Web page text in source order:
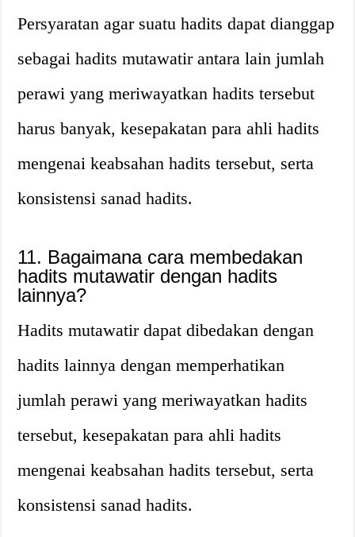
Persyaratan agar suatu hadits dapat dianggap
sebagai hadits mutawatir antara lain jumlah
perawi yang meriwayatkan hadits tersebut
harus banyak, kesepakatan para ahli hadits
mengenai keabsahan hadits tersebut, serta
konsistensi sanad hadits.
11. Bagaimana cara membedakan
hadits mutawatir dengan hadits
lainnya?
Hadits mutawatir dapat dibedakan dengan
hadits lainnya dengan memperhatikan
jumlah perawi yang meriwayatkan hadits
tersebut, kesepakatan para ahli hadits
mengenai keabsahan hadits tersebut, serta
konsistensi sanad hadits.